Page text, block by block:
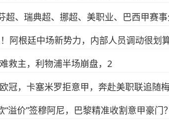
超、瑞典超、挪超、美职业、巴西甲赛
阿根廷中场新势力，内部人员调动很划
救主，利物浦半场崩盘，2
冠，卡塞米罗拒意甲，奔赴美职联追随梅
溢价”签穆阿尼，巴黎精准收割意甲豪门？